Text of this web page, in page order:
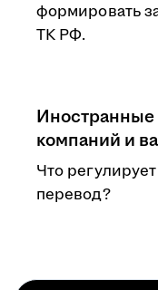
формировать
ТК РФ.
Иностранные
компаний и
Что
перевод?